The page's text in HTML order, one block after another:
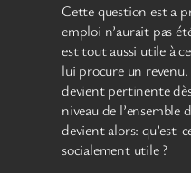
Cette question est a
emploi n’aurait pas
est tout aussi utile à
lui procure un
devient pertinente
niveau de l’ensemble
devient alors: qu’est-
socialement utile ?